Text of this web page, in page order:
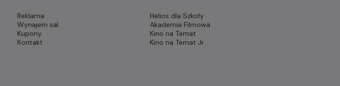
Reklama
Wynajem sal
Kupony
Kontakt
Helios dla Szkoły
Akademia Filmowa
Kino na Temat
Kino na Temat Jr